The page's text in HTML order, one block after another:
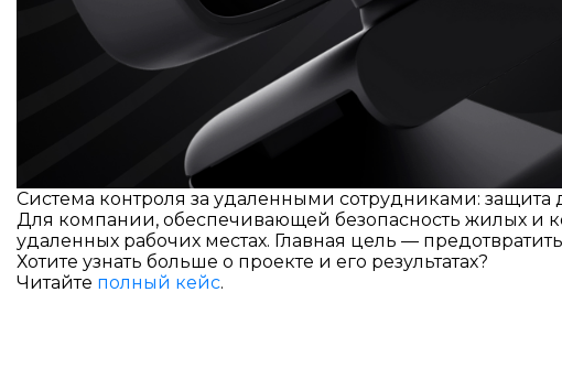
Система контроля за удаленными сотрудниками: защита
Для компании, обеспечивающей безопасность жилых и
удаленных рабочих местах. Главная цель —
Хотите узнать больше о проекте и его результатах?
Читайте полный кейс.